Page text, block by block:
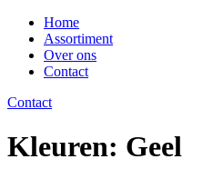
Home
Assortiment
Over ons
Contact
Contact
Kleuren: Geel